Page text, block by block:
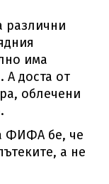
различни
има
А доста от
облечени
ФИФА бе, че
а не